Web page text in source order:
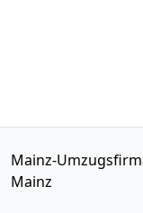
Mainz-
Mainz